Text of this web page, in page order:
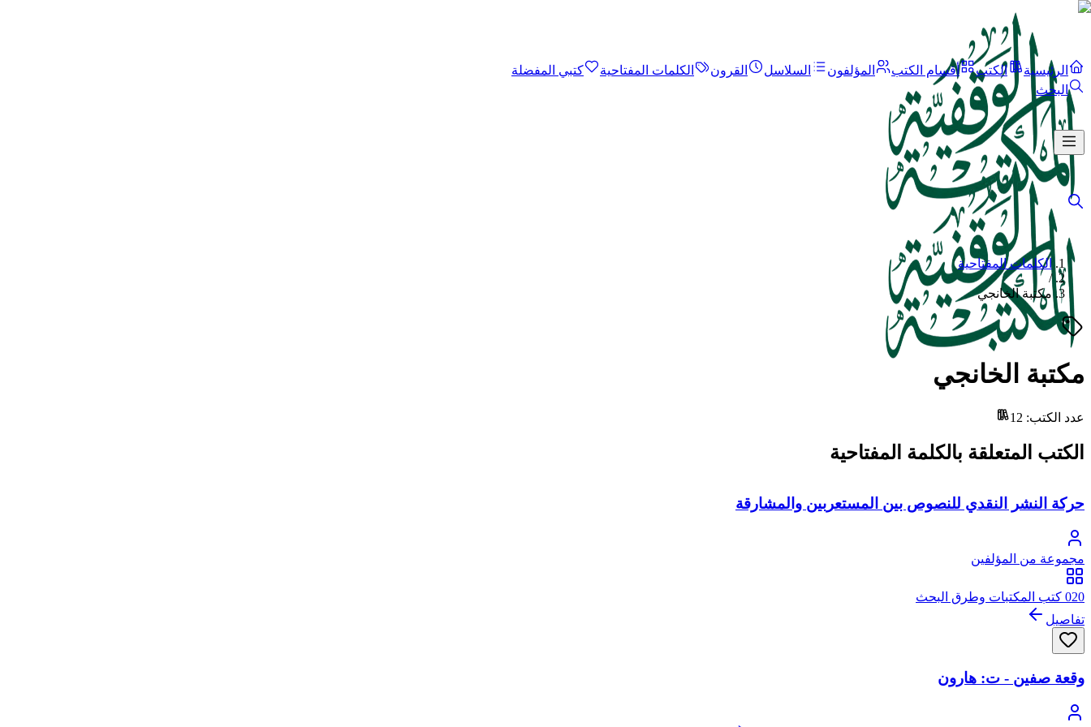
الرئيسية الكتب أقسام الكتب المؤلفون السلاسل القرون الكلمات المفتاحية
كتبي المفضلة
البحث
الكلمات المفتاحية
/
مكتبة الخانجي
مكتبة الخانجي
عدد الكتب:
12
الكتب المتعلقة بالكلمة المفتاحية
حركة النشر النقدي للنصوص بين المستعربين والمشارقة
مجموعة من المؤلفين
020 كتب المكتبات وطرق البحث
تفاصيل
وقعة صفين - ت: هارون